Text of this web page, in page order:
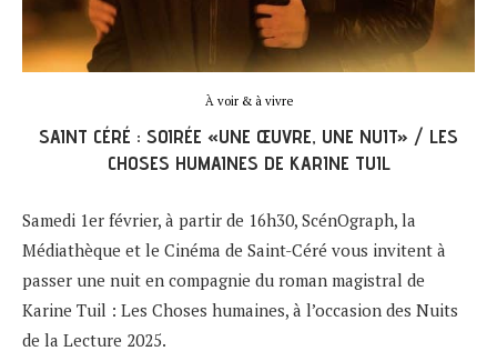
À voir & à vivre
SAINT CÉRÉ : SOIRÉE «UNE ŒUVRE, UNE NUIT» / LES
CHOSES HUMAINES DE KARINE TUIL
Samedi 1er février, à partir de 16h30, ScénOgraph, la
Médiathèque et le Cinéma de Saint-Céré vous invitent à
passer une nuit en compagnie du roman magistral de
Karine Tuil : Les Choses humaines, à l’occasion des Nuits
de la Lecture 2025.